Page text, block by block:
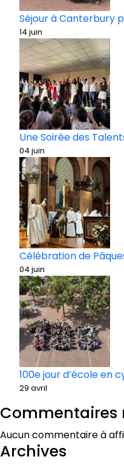
Séjour à Canterbury
14 juin
Une Soirée des
04 juin
Célébration de
04 juin
100e jour d’école en
29 avril
Commentaires
Aucun commentaire à
Archives